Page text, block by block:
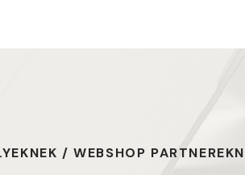
/ WEBSHOP